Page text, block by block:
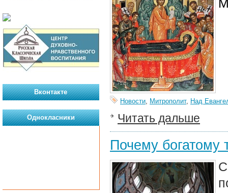
Новости, Митрополит, Над
Читать дальше
Почему богатому
Вконтакте
Однокласники